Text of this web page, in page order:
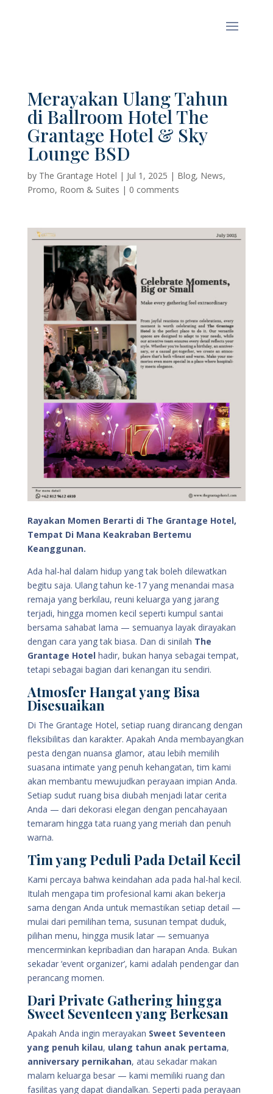
Merayakan Ulang Tahun
di Ballroom Hotel The
Grantage Hotel & Sky
Lounge BSD
by The Grantage Hotel | Jul 1, 2025 | Blog, News,
Promo, Room & Suites | 0 comments
Rayakan Momen Berarti di The Grantage Hotel,
Tempat Di Mana Keakraban Bertemu
Keanggunan.
Ada hal-hal dalam hidup yang tak boleh dilewatkan
begitu saja. Ulang tahun ke-17 yang menandai masa
remaja yang berkilau, reuni keluarga yang jarang
terjadi, hingga momen kecil seperti kumpul santai
bersama sahabat lama — semuanya layak dirayakan
dengan cara yang tak biasa. Dan di sinilah The
Grantage Hotelhadir, bukan hanya sebagai tempat,
tetapi sebagai bagian dari kenangan itu sendiri.
Atmosfer Hangat yang Bisa
Disesuaikan
Di The Grantage Hotel, setiap ruang dirancang dengan
fleksibilitas dan karakter. Apakah Anda membayangkan
pesta dengan nuansa glamor, atau lebih memilih
suasana intimate yang penuh kehangatan, tim kami
akan membantu mewujudkan perayaan impian Anda.
Setiap sudut ruang bisa diubah menjadi latar cerita
Anda — dari dekorasi elegan dengan pencahayaan
temaram hingga tata ruang yang meriah dan penuh
warna.
Tim yang Peduli Pada Detail Kecil
Kami percaya bahwa keindahan ada pada hal-hal kecil.
Itulah mengapa tim profesional kami akan bekerja
sama dengan Anda untuk memastikan setiap detail —
mulai dari pemilihan tema, susunan tempat duduk,
pilihan menu, hingga musik latar — semuanya
mencerminkan kepribadian dan harapan Anda. Bukan
sekadar ‘event organizer’, kami adalah pendengar dan
perancang momen.
Dari Private Gathering hingga
Sweet Seventeen yang Berkesan
Apakah Anda ingin merayakan Sweet Seventeen
yang penuh kilau, ulang tahun anak pertama,
anniversary pernikahan, atau sekadar makan
malam keluarga besar — kami memiliki ruang dan
fasilitas yang dapat diandalkan. Seperti pada perayaan